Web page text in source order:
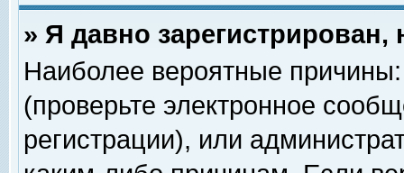
» Я давно
Наиболее вероятные
(проверьте электронное
регистрации), или